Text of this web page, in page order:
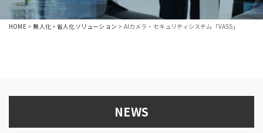
HOME>無人化・省人化ソリューション > AIカメラ・セキュリティシステム「VASS」
NEWS